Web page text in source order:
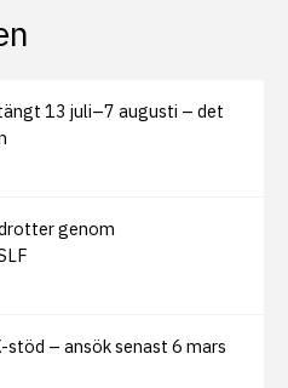
13 juli–7 augusti – det
genom
stöd – ansök senast 6 mars